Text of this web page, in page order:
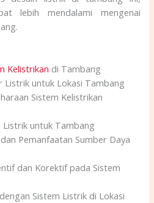
lebih mendalami mengenai
Kelistrikan di Tambang
Listrik untuk Lokasi Tambang
Sistem Kelistrikan
Listrik untuk Tambang
Pemanfaatan Sumber Daya
dan Korektif pada Sistem
Sistem Listrik di Lokasi